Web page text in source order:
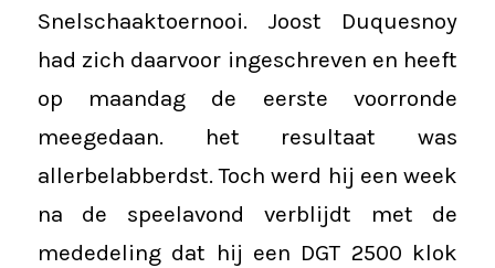
Snelschaaktoernooi. Joost Duquesnoy
had zich daarvoor ingeschreven en heeft
op maandag de eerste voorronde
meegedaan. het resultaat was
allerbelabberdst. Toch werd hij een week
na de speelavond verblijdt met de
mededeling dat hij een DGT 2500 klok